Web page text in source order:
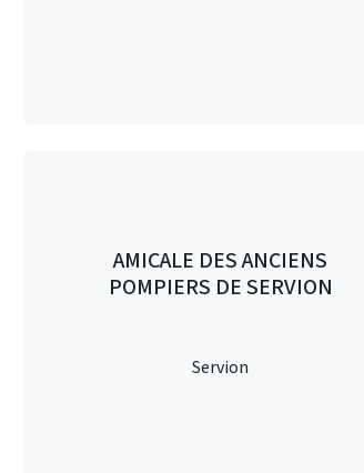
AMICALE DES ANCIENS
POMPIERS DE SERVION
Servion